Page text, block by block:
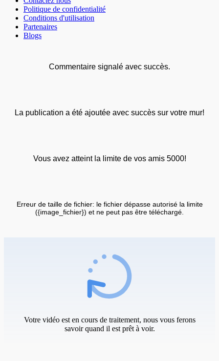
Politique de confidentialité
Conditions d'utilisation
Partenaires
Blogs
Commentaire signalé avec succès.
La publication a été ajoutée avec succès sur votre mur!
Vous avez atteint la limite de vos amis 5000!
Erreur de taille de fichier: le fichier dépasse autorisé la limite
({image_fichier}) et ne peut pas être téléchargé.
Votre vidéo est en cours de traitement, nous vous ferons
savoir quand il est prêt à voir.